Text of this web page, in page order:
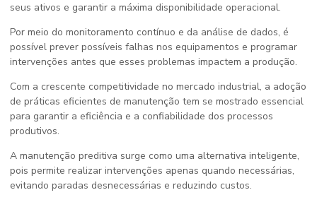
seus ativos e garantir a máxima disponibilidade operacional.
Por meio do monitoramento contínuo e da análise de dados, é
possível prever possíveis falhas nos equipamentos e programar
intervenções antes que esses problemas impactem a produção.
Com a crescente competitividade no mercado industrial, a adoção
de práticas eficientes de manutenção tem se mostrado essencial
para garantir a eficiência e a confiabilidade dos processos
produtivos.
A manutenção preditiva surge como uma alternativa inteligente,
pois permite realizar intervenções apenas quando necessárias,
evitando paradas desnecessárias e reduzindo custos.